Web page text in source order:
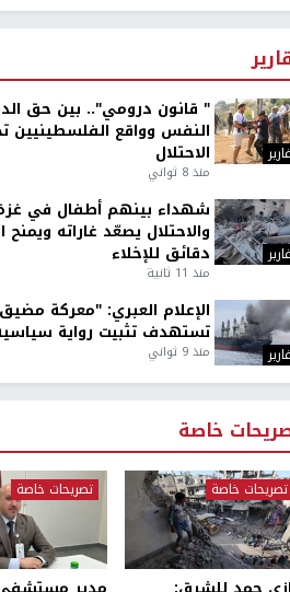
" قانون درومي".. بين حق
النفس وواقع الفلسطينيين
الاحتلال
منذ 8 ثواني
شهداء بينهم أطفال في
والاحتلال يصعّد غاراته ويمنح
دقائق للإخلاء
منذ 11 ثانية
الإعلام العبري: "معركة
تستهدف تثبيت رواية
منذ 9 ثواني
خاصة
تصريحات خاصة تصريحات خاصة